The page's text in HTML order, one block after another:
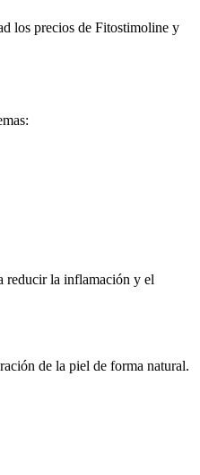
los precios de Fitostimoline y
reducir la inflamación y el
de la piel de forma natural.